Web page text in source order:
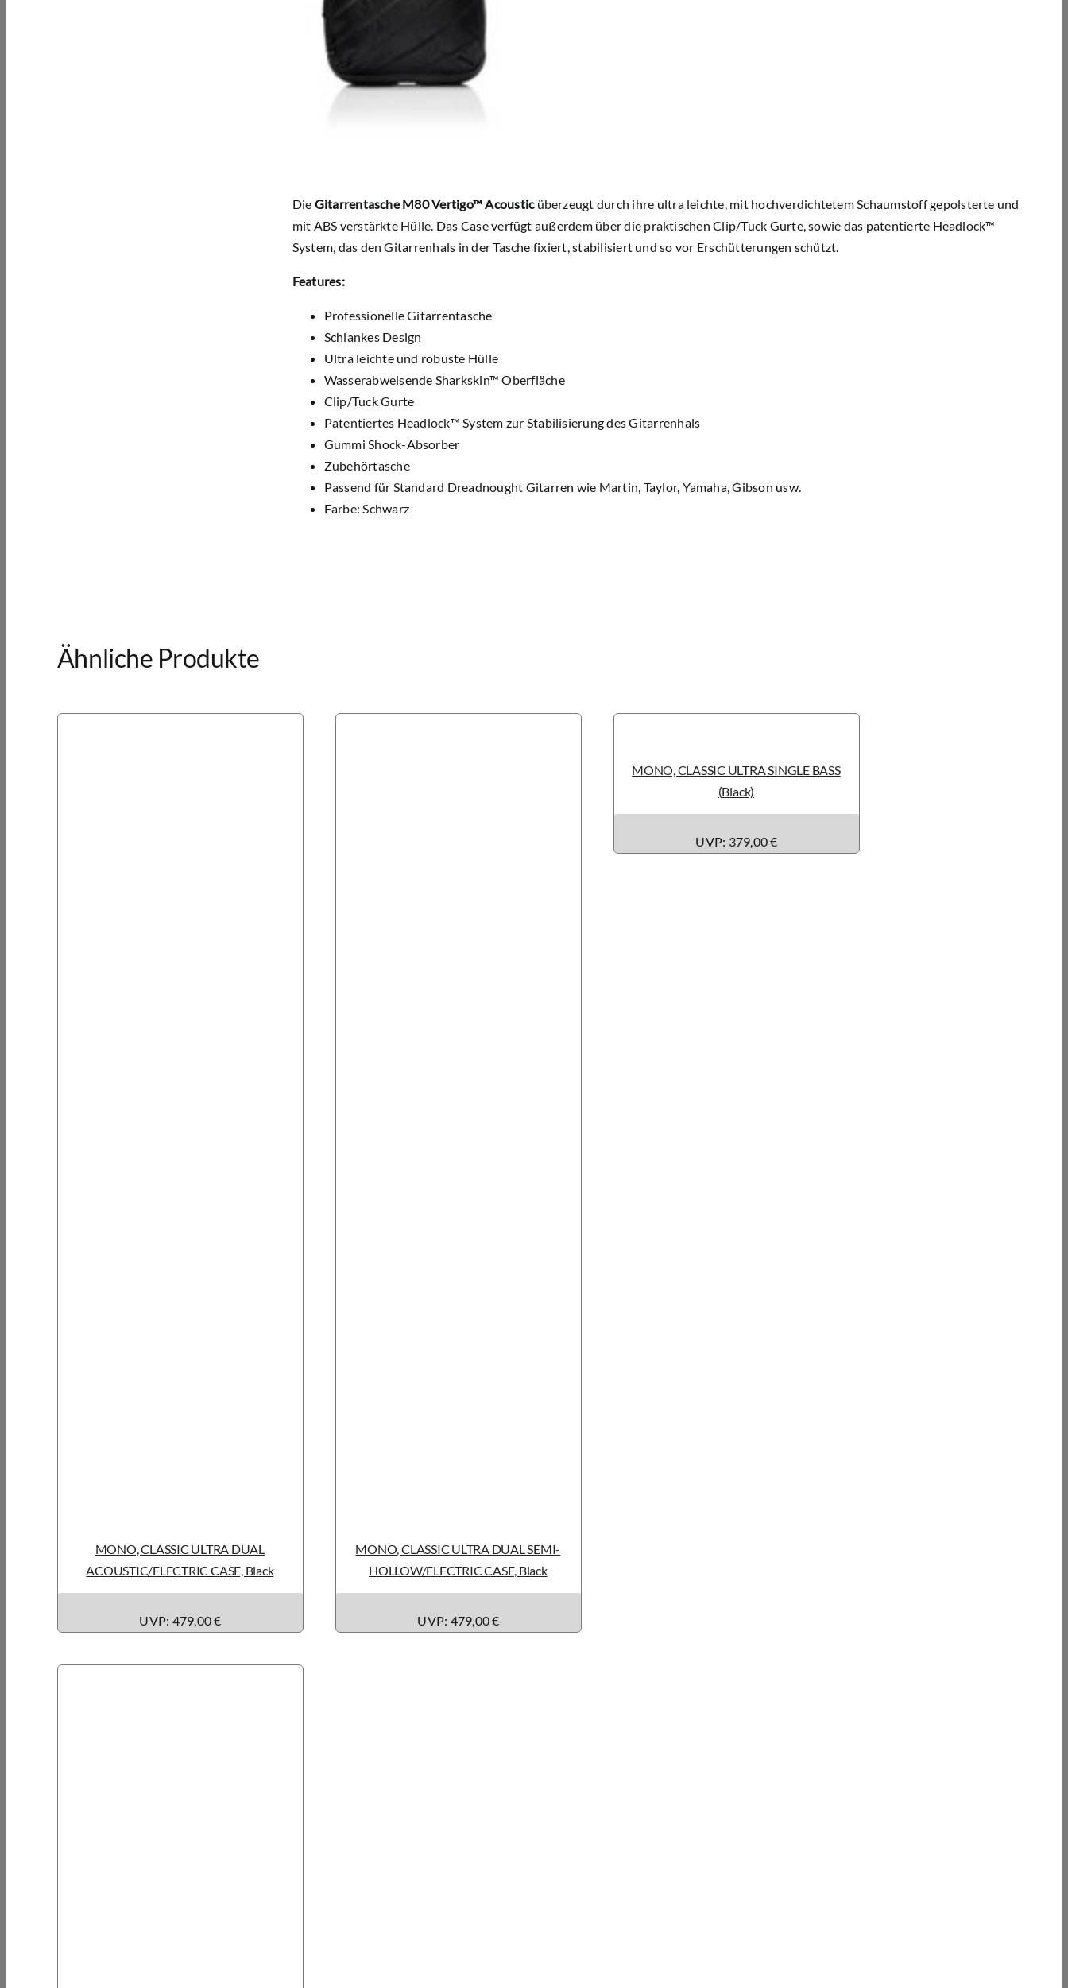
Die Gitarrentasche M80 Vertigo™Acousticüberzeugt durch ihre ultra leichte, mit hochverdichtetem Schaumstoff gepolsterte und
mit ABS verstärkte Hülle. Das Case verfügt außerdem über die praktischen Clip/Tuck Gurte, sowie das patentierte Headlock™
System, das den Gitarrenhals in der Tasche fixiert, stabilisiert und so vor Erschütterungen schützt.
Features:
Professionelle Gitarrentasche
Schlankes Design
Ultra leichte und robuste Hülle
Wasserabweisende Sharkskin™ Oberfläche
Clip/Tuck Gurte
Patentiertes Headlock™ System zur Stabilisierung des Gitarrenhals
Gummi Shock-Absorber
Zubehörtasche
Passend für Standard Dreadnought Gitarren wie Martin, Taylor, Yamaha, Gibson usw.
Farbe: Schwarz
Ähnliche Produkte
MONO, CLASSIC ULTRA DUAL
ACOUSTIC/ELECTRIC CASE, Black
UVP: 479,00 €
MONO, CLASSIC ULTRA DUAL SEMI-
HOLLOW/ELECTRIC CASE, Black
UVP: 479,00 €
MONO, CLASSIC ULTRA SINGLE BASS
(Black)
UVP: 379,00€